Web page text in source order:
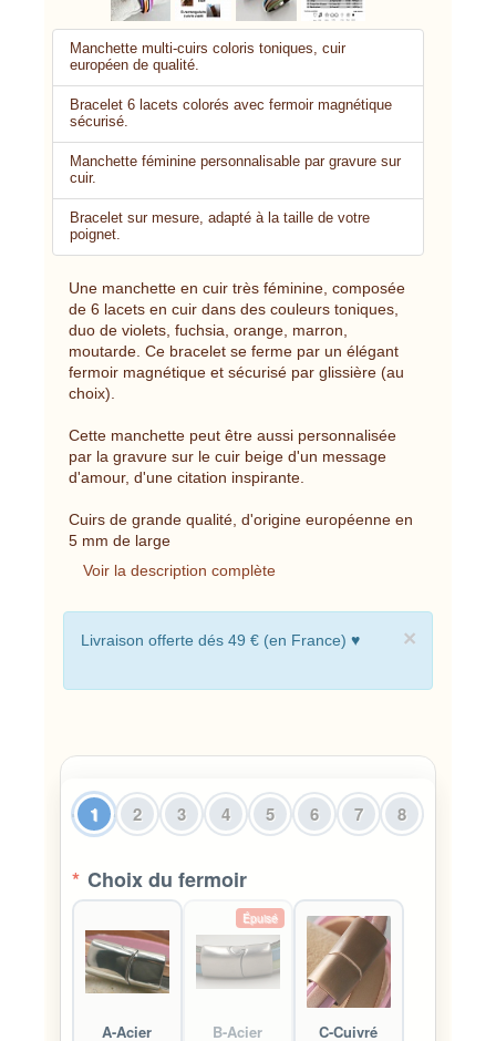
Manchette multi-cuirs coloris toniques, cuir
européen de qualité.
Bracelet 6 lacets colorés avec fermoir magnétique
sécurisé.
Manchette féminine personnalisable par gravure sur
cuir.
Bracelet sur mesure, adapté à la taille de votre
poignet.
Une manchette en cuir très féminine, composée
de 6 lacets en cuir dans des couleurs toniques,
duo de violets, fuchsia, orange, marron,
moutarde. Ce bracelet se ferme par un élégant
fermoir magnétique et sécurisé par glissière (au
choix).
Cette manchette peut être aussi personnalisée
par la gravure sur le cuir beige d'un message
d'amour, d'une citation inspirante.
Cuirs de grande qualité, d'origine européenne en
5 mm de large
Voir la description complète
×
Livraison offerte dés 49 € (en France) ♥
1 2 3 4 5 6 7 8
* Choix du fermoir
A-Acier
B-Acier
Épuisé
C-Cuivré